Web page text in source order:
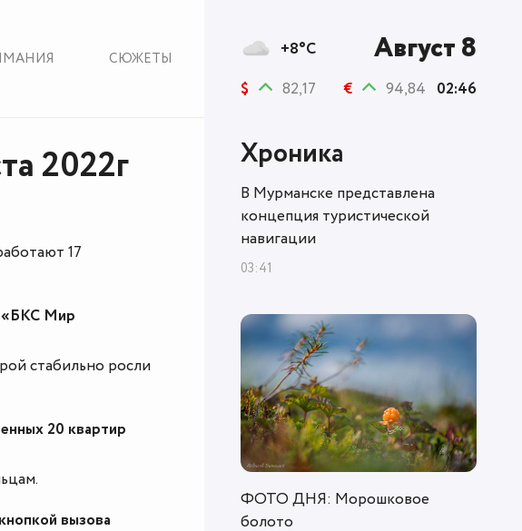
СЮЖЕТЫ
2022г
17
«БКС Мир
стабильно росли
20 квартир
вызова
+8°C Август 8
$ 82,17 € 94,84 02:46
Хроника
В Мурманске представлена
концепция туристической
навигации
03:41
ФОТО ДНЯ: Морошковое
болото